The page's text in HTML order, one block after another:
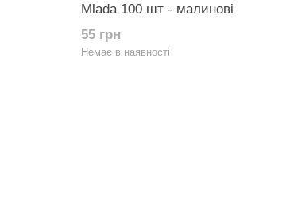
Mlada 100 шт - малинові
55 грн
Немає в наявності